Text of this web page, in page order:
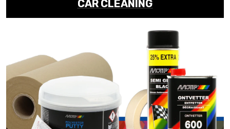
CAR CLEANING